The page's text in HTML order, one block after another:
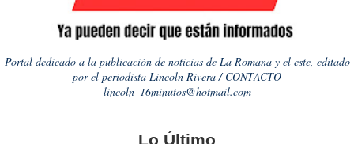
Portal dedicado a la publicación de noticias de La Romana y el este, editado
por el periodista Lincoln Rivera / CONTACTO
lincoln_16minutos@hotmail.com
Lo Último